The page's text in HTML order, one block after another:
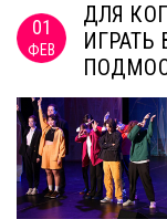
01
ФЕВ
ДЛЯ
ИГРАТЬ